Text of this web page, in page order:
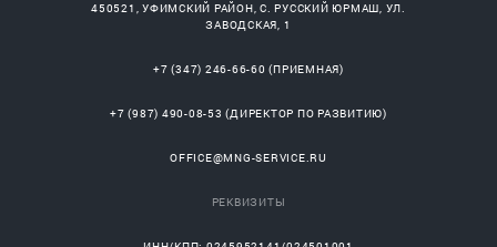
450521 ,УФИМСКИЙ РАЙОН, С.РУССКИЙ ЮРМАШ, УЛ.
ЗАВОДСКАЯ, 1
+7 (347) 246-66-60 (ПРИЕМНАЯ)
+7 (987) 490-08-53 (ДИРЕКТОР ПО РАЗВИТИЮ)
OFFICE@MNG-SERVICE.RU
РЕКВИЗИТЫ